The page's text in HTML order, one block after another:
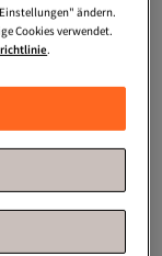
Gr 58
Damen Taschen
ändern.
Cookies verwendet.
.